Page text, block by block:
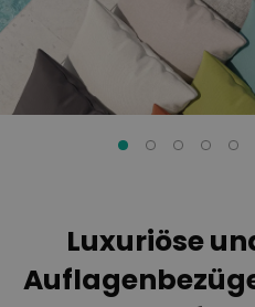
Luxuriöse